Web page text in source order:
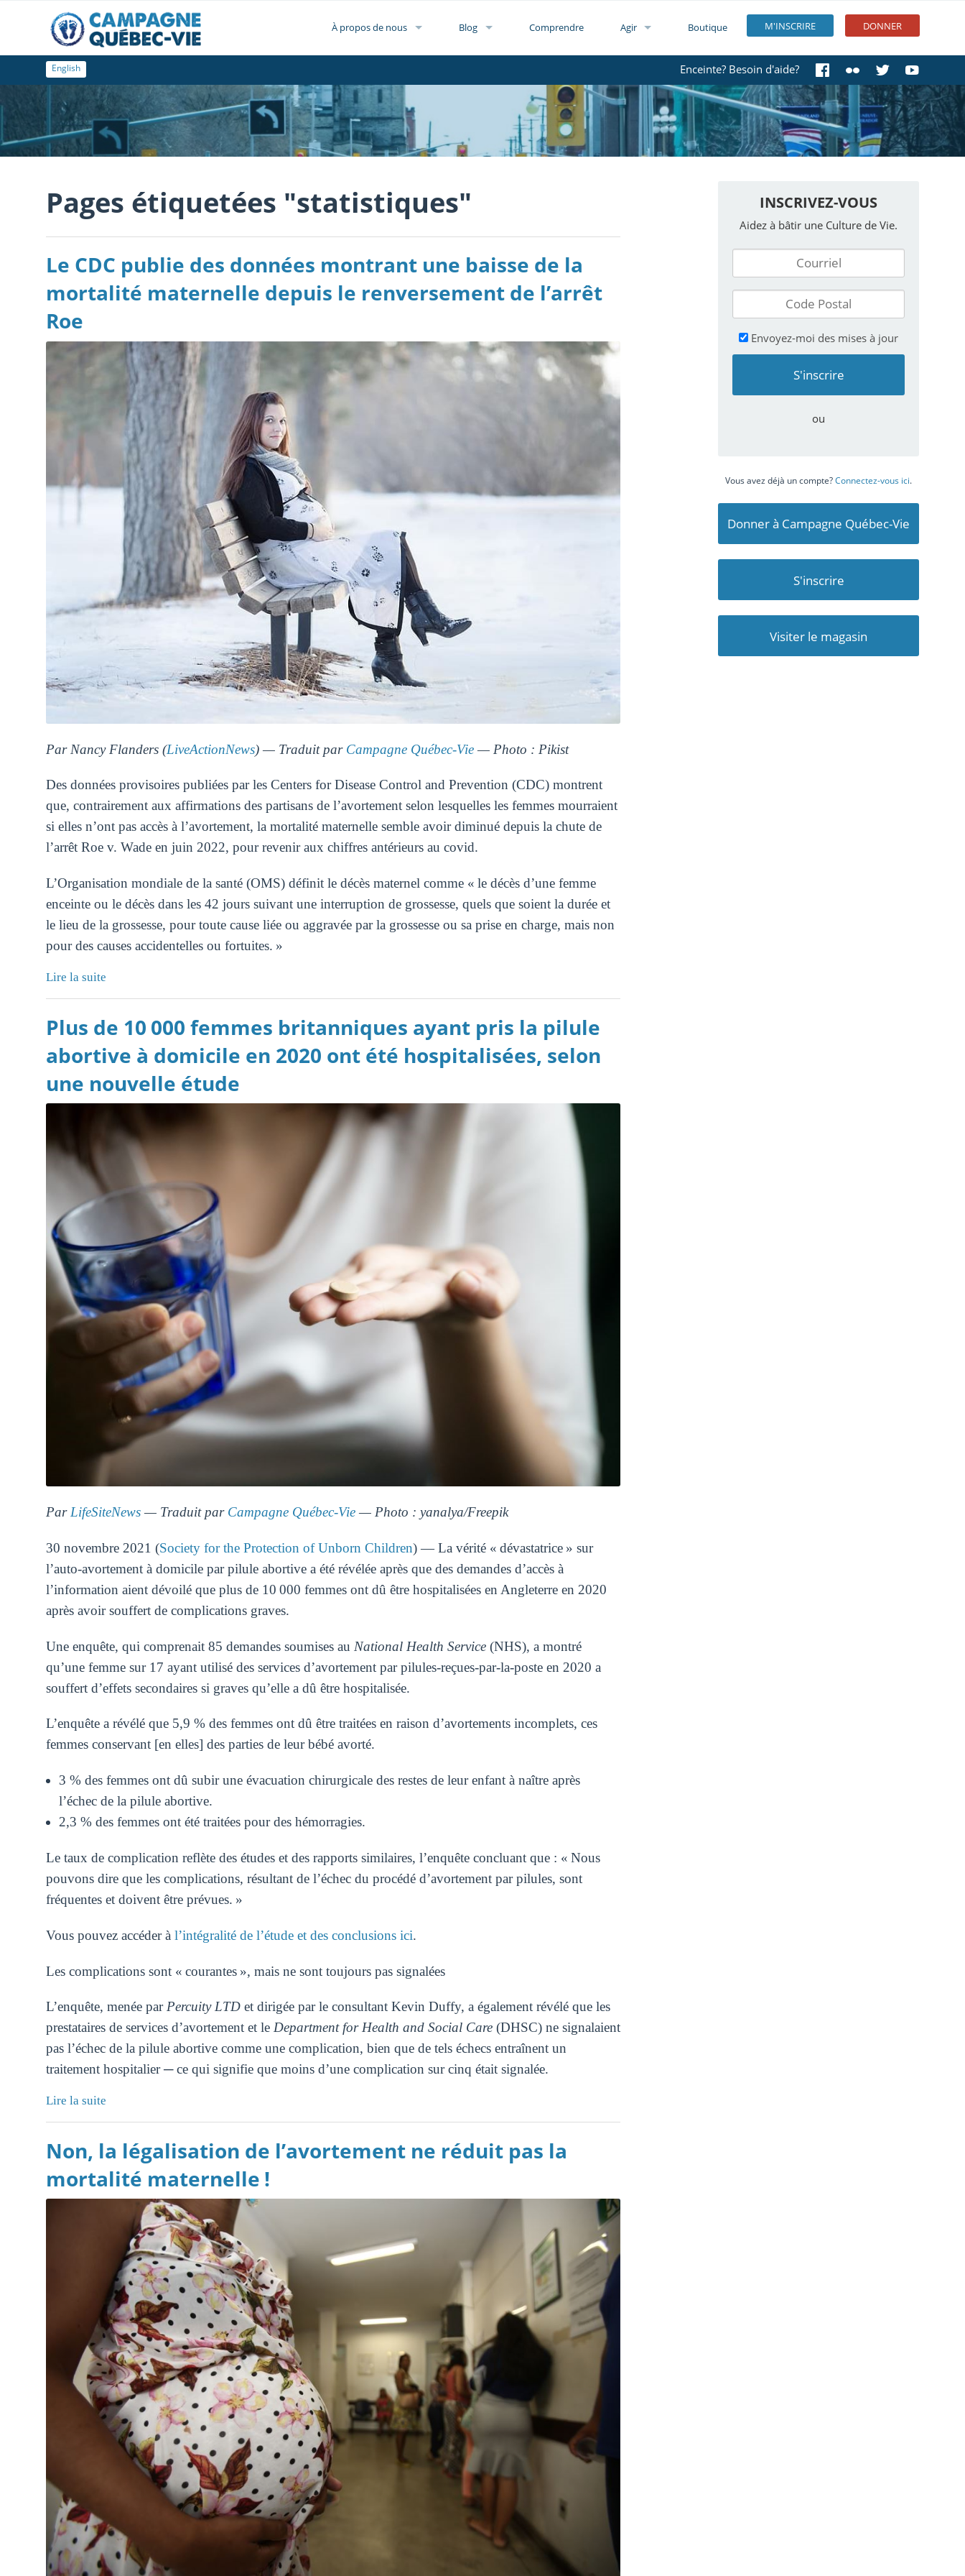
M'INSCRIRE DONNER
À propos de nous Blog Comprendre Agir Boutique
Enceinte? Besoin d'aide?
English
Pages étiquetées "statistiques"
Le CDC publie des données montrant une baisse de la
mortalité maternelle depuis le renversement de l’arrêt
Roe
Par Nancy Flanders (LiveActionNews) — Traduit par Campagne Québec-Vie— Photo : Pikist
Des données provisoires publiées par les Centers for Disease Control and Prevention (CDC) montrent
que, contrairement aux affirmations des partisans de l’avortement selon lesquelles les femmes mourraient
si elles n’ont pas accès à l’avortement, la mortalité maternelle semble avoir diminué depuis la chute de
l’arrêt Roe v. Wade en juin 2022, pour revenir aux chiffres antérieurs au covid.
L’Organisation mondiale de la santé (OMS) définit le décès maternel comme « le décès d’une femme
enceinte ou le décès dans les 42 jours suivant une interruption de grossesse, quels que soient la durée et
le lieu de la grossesse, pour toute cause liée ou aggravée par la grossesse ou sa prise en charge, mais non
pour des causes accidentelles ou fortuites. »
Lire la suite
Plus de 10 000 femmes britanniques ayant pris la pilule
abortive à domicile en 2020 ont été hospitalisées, selon
une nouvelle étude
Par LifeSiteNews— Traduit par Campagne Québec-Vie— Photo : yanalya/Freepik
30 novembre 2021 (Society for the Protection of Unborn Children) — La vérité « dévastatrice » sur
l’auto-avortement à domicile par pilule abortive a été révélée après que des demandes d’accès à
l’information aient dévoilé que plus de 10 000 femmes ont dû être hospitalisées en Angleterre en 2020
après avoir souffert de complications graves.
Une enquête, qui comprenait 85 demandes soumises au National Health Service(NHS), a montré
qu’une femme sur 17 ayant utilisé des services d’avortement par pilules-reçues-par-la-poste en 2020 a
souffert d’effets secondaires si graves qu’elle a dû être hospitalisée.
L’enquête a révélé que 5,9 % des femmes ont dû être traitées en raison d’avortements incomplets, ces
femmes conservant [en elles] des parties de leur bébé avorté.
3 % des femmes ont dû subir une évacuation chirurgicale des restes de leur enfant à naître après
l’échec de la pilule abortive.
2,3 % des femmes ont été traitées pour des hémorragies.
Le taux de complication reflète des études et des rapports similaires, l’enquête concluant que : « Nous
pouvons dire que les complications, résultant de l’échec du procédé d’avortement par pilules, sont
fréquentes et doivent être prévues. »
Vous pouvez accéder à l’intégralité de l’étude et des conclusions ici.
Les complications sont « courantes », mais ne sont toujours pas signalées
L’enquête, menée parPercuity LTDet dirigée par le consultant Kevin Duffy, a également révélé que les
prestataires de services d’avortement et le Department for Health and Social Care(DHSC) ne signalaient
pas l’échec de la pilule abortive comme une complication, bien que de tels échecs entraînent un
traitement hospitalier ─ ce qui signifie que moins d’une complication sur cinq était signalée.
Lire la suite
Non, la légalisation de l’avortement ne réduit pas la
mortalité maternelle !
INSCRIVEZ-VOUS
Aidez à bâtir une Culture de Vie.
Envoyez-moi des mises à jour
ou
Vous avez déjà un compte?Connectez-vous ici.
Donner à Campagne Québec-Vie
S'inscrire
Visiter le magasin